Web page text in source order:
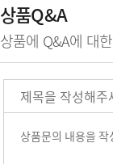
상품Q&A
상품에 Q&A에 대